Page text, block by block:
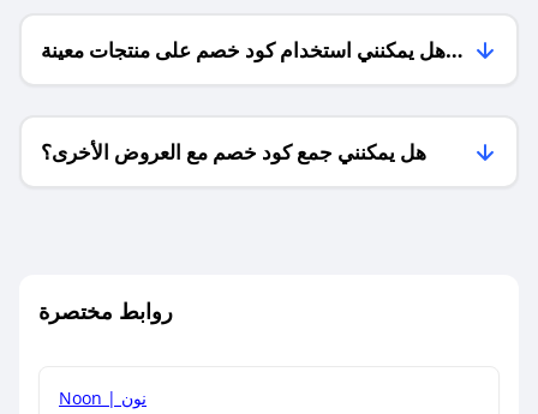
هل يمكنني استخدام كود خصم على منتجات معينة
فقط؟
هل يمكنني جمع كود خصم مع العروض الأخرى؟
روابط مختصرة
Noon | نون